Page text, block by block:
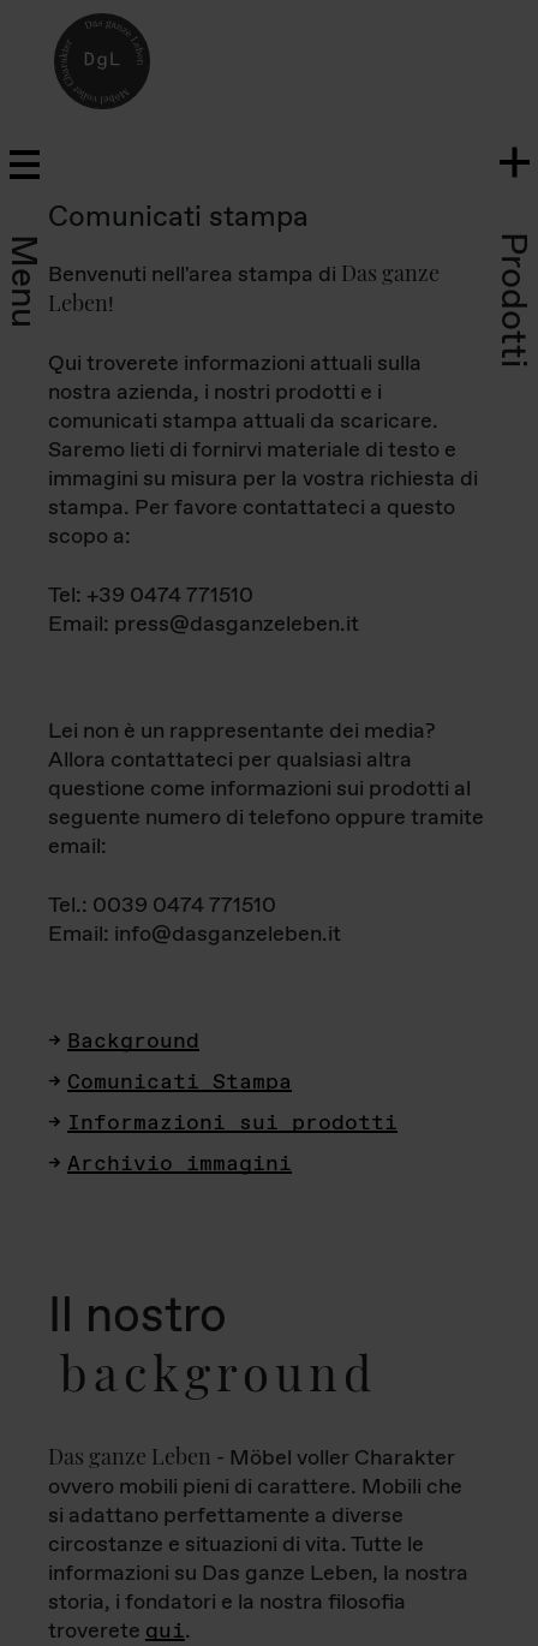
Menu Prodotti
Comunicati stampa
Benvenuti nell'area stampa di Das ganze
Leben!
Qui troverete informazioni attuali sulla
nostra azienda, i nostri prodotti e i
comunicati stampa attuali da scaricare.
Saremo lieti di fornirvi materiale di testo e
immagini su misura per la vostra richiesta di
stampa. Per favore contattateci a questo
scopo a:
Tel: +39 0474 771510
Email: press@dasganzeleben.it
Lei non è un rappresentante dei media?
Allora contattateci per qualsiasi altra
questione come informazioni sui prodotti al
seguente numero di telefono oppure tramite
email:
Tel.: 0039 0474 771510
Email: info@dasganzeleben.it
Background
Comunicati Stampa
Informazioni sui prodotti
Archivio immagini
Il nostro
background
Das ganze Leben - Möbel voller Charakter
ovvero mobili pieni di carattere. Mobili che
si adattano perfettamente a diverse
circostanze e situazioni di vita. Tutte le
informazioni su Das ganze Leben, la nostra
storia, i fondatori e la nostra filosofia
troverete qui.